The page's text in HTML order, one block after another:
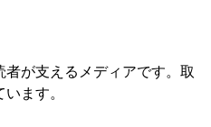
者が支えるメディアです。取
ます。